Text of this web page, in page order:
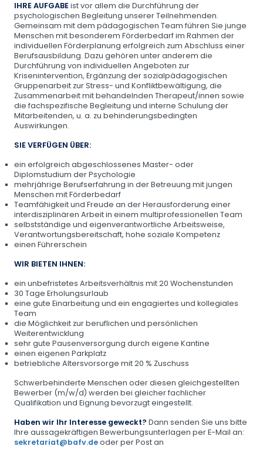
IHRE AUFGABEist vor allem die Durchführung der
psychologischen Begleitung unserer Teilnehmenden.
Gemeinsam mit dem pädagogischen Team führen Sie junge
Menschen mit besonderem Förderbedarf im Rahmen der
individuellen Förderplanung erfolgreich zum Abschluss einer
Berufsausbildung. Dazu gehören unter anderem die
Durchführung von individuellen Angeboten zur
Krisenintervention, Ergänzung der sozialpädagogischen
Gruppenarbeit zur Stress- und Konfliktbewältigung, die
Zusammenarbeit mit behandelnden Therapeut/innen sowie
die fachspezifische Begleitung und interne Schulung der
Mitarbeitenden, u. a. zu behinderungsbedingten
Auswirkungen.
SIE VERFÜGEN ÜBER:
ein erfolgreich abgeschlossenes Master- oder
Diplomstudium der Psychologie
mehrjährige Berufserfahrung in der Betreuung mit jungen
Menschen mit Förderbedarf
Teamfähigkeit und Freude an der Herausforderung einer
interdisziplinären Arbeit in einem multiprofessionellen Team
selbstständige und eigenverantwortliche Arbeitsweise,
Verantwortungsbereitschaft, hohe soziale Kompetenz
einen Führerschein
WIR BIETEN IHNEN:
ein unbefristetes Arbeitsverhältnis mit 20 Wochenstunden
30 Tage Erholungsurlaub
eine gute Einarbeitung und ein engagiertes und kollegiales
Team
die Möglichkeit zur beruflichen und persönlichen
Weiterentwicklung
sehr gute Pausenversorgung durch eigene Kantine
einen eigenen Parkplatz
betriebliche Altersvorsorge mit 20 % Zuschuss
Schwerbehinderte Menschen oder diesen gleichgestellten
Bewerber (m/w/d) werden bei gleicher fachlicher
Qualifikation und Eignung bevorzugt eingestellt.
Haben wir Ihr Interesse geweckt? Dann senden Sie uns bitte
Ihre aussagekräftigen Bewerbungsunterlagen per E-Mail an:
sekretariat@bafv.deoder per Post an